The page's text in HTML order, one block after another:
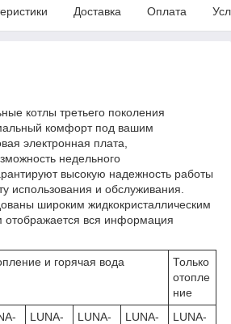
Доставка Оплата
котлы третьего поколения
комфорт под вашим
электронная плата,
недельного
высокую надежность работы
использования и обслуживания.
широким жидкокристаллическим
отображается вся информация
и горячая вода
Только
отопле
ние
LUNA-
LUNA-
LUNA-
LUNA-